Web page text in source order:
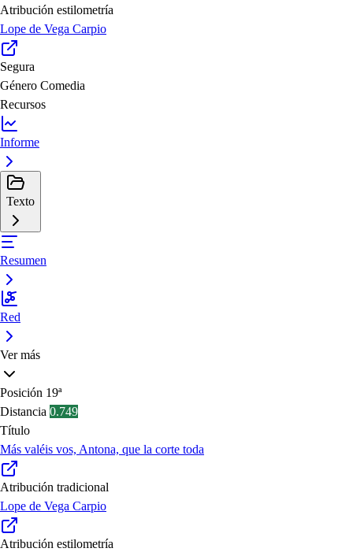
Atribución estilometría
Lope de Vega Carpio
Segura
Género Comedia
Recursos
Informe
Texto
Resumen
Red
Ver más
Posición 19ª
Distancia 0.749
Título
Más valéis vos, Antona, que la corte toda
Atribución tradicional
Lope de Vega Carpio
Atribución estilometría